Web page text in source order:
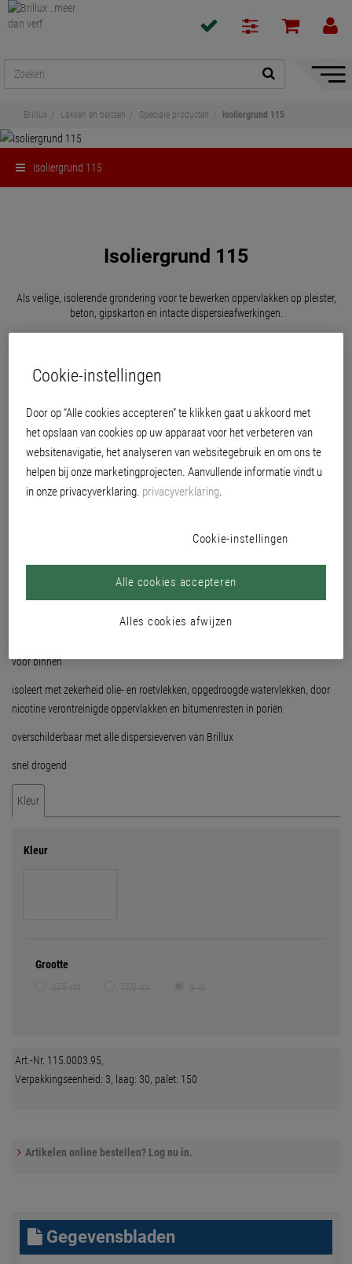
Brillux Lakken en beitsen Speciale producten Isoliergrund 115
Isoliergrund 115
Isoliergrund 115
Als veilige, isolerende grondering voor te bewerken oppervlakken op pleister,
beton, gipskarton en intacte dispersieafwerkingen.
voor binnen
isoleert met zekerheid olie- en roetvlekken, opgedroogde watervlekken, door
nicotine verontreinigde oppervlakken en bitumenresten in poriën
overschilderbaar met alle dispersieverven van Brillux
snel drogend
Kleur
Kleur
Grootte
Art.-Nr. 115.0003.95,
Verpakkingseenheid: 3, laag: 30, palet: 150
Artikelen online bestellen? Log nu in.
Gegevensbladen
Cookie-instellingen
Door op “Alle cookies accepteren” te klikken gaat u akkoord met
het opslaan van cookies op uw apparaat voor het verbeteren van
websitenavigatie, het analyseren van websitegebruik en om ons te
helpen bij onze marketingprojecten. Aanvullende informatie vindt u
in onze privacyverklaring. privacyverklaring.
Cookie-instellingen
Alles cookies afwijzen
Alle cookies accepteren